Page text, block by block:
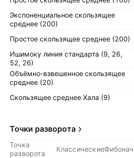
Экспоненциальное скользящее
среднее (200)
Простое скользящее среднее (200)
Ишимоку линия стандарта (9, 26,
52, 26)
Объёмно-взвешенное скользящее
среднее (20)
Скользящее среднее Хала (9)
Точки разворота
Точка
разворота
Классические